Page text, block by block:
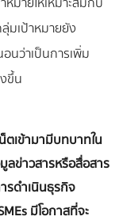
เป้าหมายยัง
นว่าเป็นการเพิ่ม
ขึ้น
ตเข้ามามีบทบาทใน
ข่าวสารหรือสื่อสาร
รดำเนินธุรกิจ
มีโอกาสที่จะ